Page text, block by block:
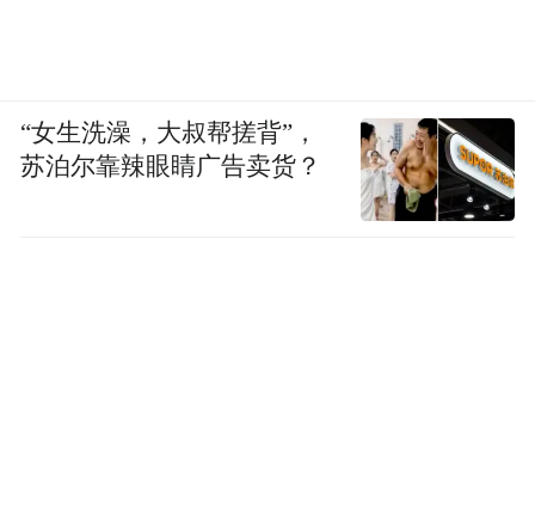
“女生洗澡，大叔帮搓背”，
苏泊尔靠辣眼睛广告卖货？